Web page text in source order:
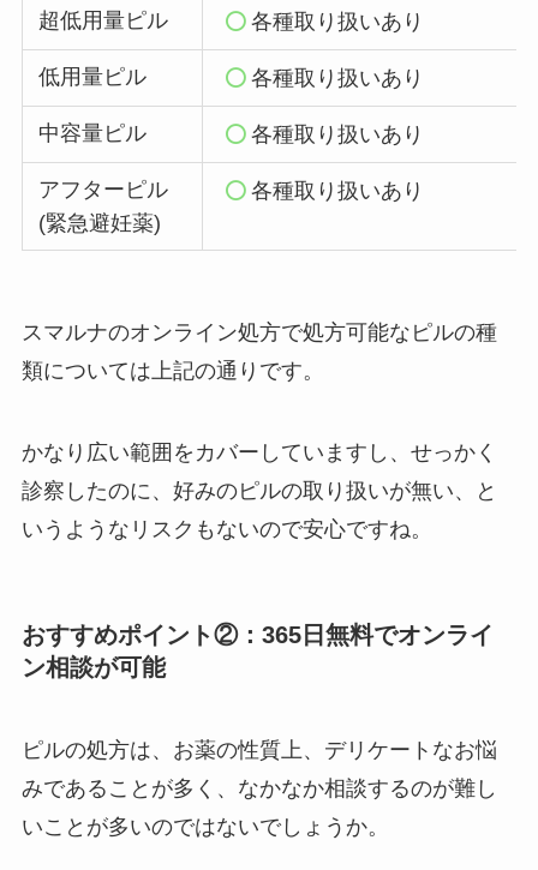
超低用量ピル 各種取り扱いあり
低用量ピル 各種取り扱いあり
中容量ピル 各種取り扱いあり
アフターピル
(緊急避妊薬)
各種取り扱いあり
スマルナのオンライン処方で処方可能なピルの種
類については上記の通りです。
かなり広い範囲をカバーしていますし、せっかく
診察したのに、好みのピルの取り扱いが無い、と
いうようなリスクもないので安心ですね。
おすすめポイント②：365日無料でオンライ
ン相談が可能
ピルの処方は、お薬の性質上、デリケートなお悩
みであることが多く、なかなか相談するのが難し
いことが多いのではないでしょうか。